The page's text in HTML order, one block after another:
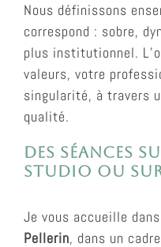
Nous définissons
correspond : sobre,
plus institutionnel.
valeurs, votre
singularité, à travers
qualité.
Des séances
studio ou
Je vous accueille
Pellerin, dans un